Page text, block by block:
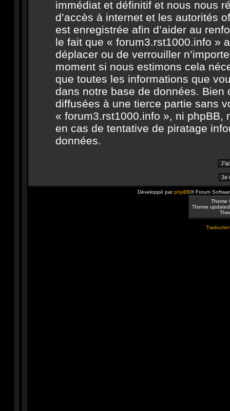
immédiat et définitif et nous nous
d’accès à internet et les autorités
est enregistrée afin d’aider au
le fait que « forum3.rst1000.info »
déplacer ou de verrouiller
moment si nous estimons cela
que toutes les informations que
dans notre base de données.
diffusées à une tierce partie sans
« forum3.rst1000.info », ni phpBB,
en cas de tentative de piratage
données.
Développé parphpBB® Forum
Theme
Theme